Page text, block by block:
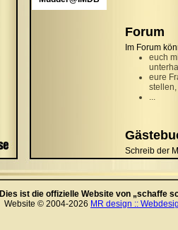
Dies ist die offizielle Website von „schaffe
Website © 2004-2026 MR design ::